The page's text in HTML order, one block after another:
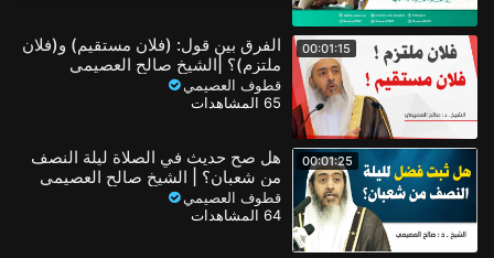
00:01:15
الفرق بين قول: (فلان مستقيم) و(فلان
ملتزم)؟ |الشيخ صالح العصيمي
قطوف العصيمي
65 المشاهدات
00:01:25
هل صح حديث في الصلاة ليلة النصف
من شعبان؟ | الشيخ صالح العصيمي
قطوف العصيمي
64 المشاهدات